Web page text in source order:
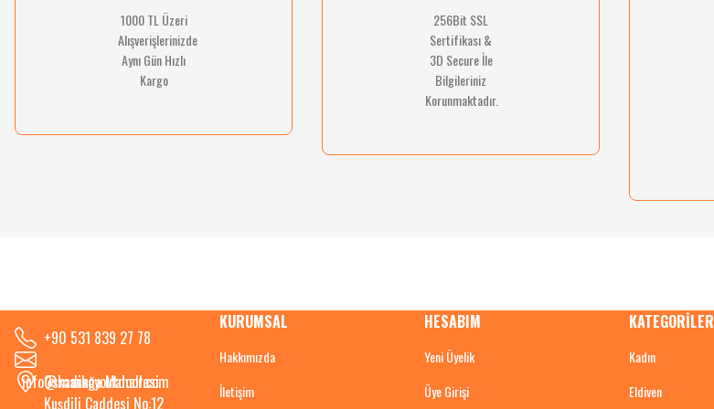
1000 TL Üzeri
Alışverişlerinizde
Aynı Gün Hızlı
Kargo
256Bit SSL
Sertifikası &
3D Secure İle
Bilgileriniz
Korunmaktadır.
+90 531 839 27 78
info@kadikoyoutdoor.com
Osmanağa Mahallesi
Kuşdili Caddesi No:12
KURUMSAL
Hakkımızda
İletişim
HESABIM
Yeni Üyelik
Üye Girişi
KATEGORİLER
Kadın
Eldiven